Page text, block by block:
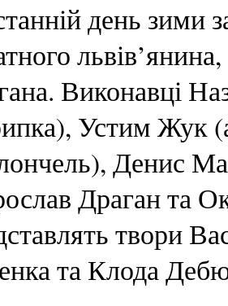
день зими
Виконавці
Устим Жук
Денис
Драган та
твори
та Клода